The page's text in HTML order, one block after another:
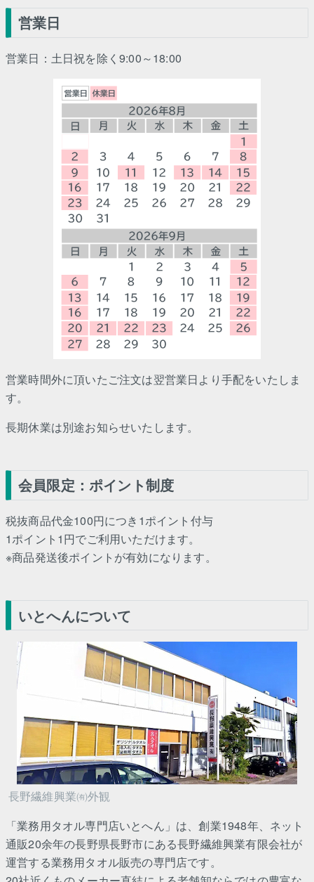
営業日
営業日：土日祝を除く9:00～18:00
営業時間外に頂いたご注文は翌営業日より手配をいたしま
す。
長期休業は別途お知らせいたします。
会員限定：ポイント制度
税抜商品代金100円につき1ポイント付与
1ポイント1円でご利用いただけます。
※商品発送後ポイントが有効になります。
いとへんについて
長野繊維興業㈲外観
「業務用タオル専門店いとへん」は、創業1948年、ネット
通販20余年の長野県長野市にある長野繊維興業有限会社が
運営する業務用タオル販売の専門店です。